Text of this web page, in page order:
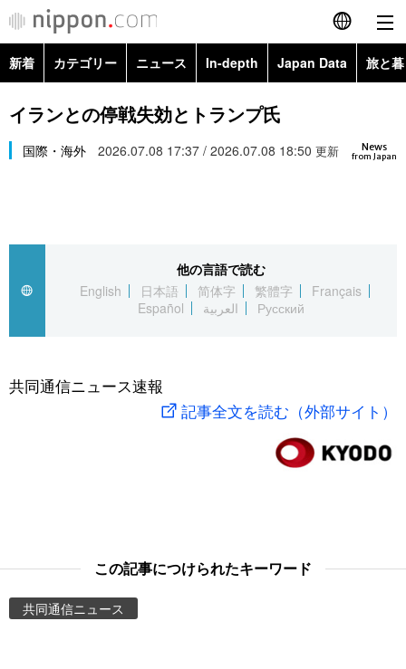
English
繁體字
العربية
社会
旅と暮らし
新着 カテゴリー ニュース In-depth Japan Data 旅と
政治・外交
経済・ビジネス
社会
文化
科学・技術
暮らし
Images
お知らせ
イランとの停戦失効とトランプ氏
News
from Japan
国際・海外 2026.07.08 17:37 / 2026.07.08 18:50 更新
他の言語で読む
English
日本語 简体字 繁體字
Français
Español
العربية Русский
共同通信ニュース速報
記事全文を読む（外部サイト）
この記事につけられたキーワード
共同通信ニュース